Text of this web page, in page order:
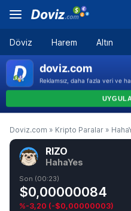
Döviz Harem Altın
Doviz.com » Kripto Paralar »
RIZO
HahaYes
Son (00:23)
$0,00000084
%-3,20 (-$0,00000003)